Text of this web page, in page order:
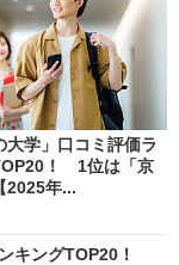
大学」口コミ評価ラ
！ 1位は「京
2025年...
ンキングTOP20！